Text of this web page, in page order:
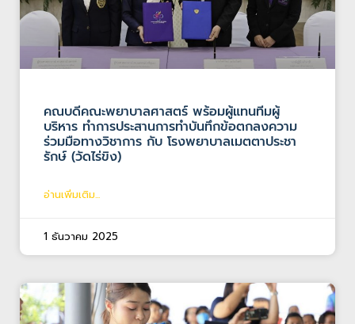
คณบดีคณะพยาบาลศาสตร์ พร้อมผู้แทนทีมผู้
บริหาร ทำการประสานการทำบันทึกข้อตกลงความ
ร่วมมือทางวิชาการ กับ โรงพยาบาลเมตตาประชา
รักษ์ (วัดไร่ขิง)
อ่านเพิ่มเติม...
1 ธันวาคม 2025